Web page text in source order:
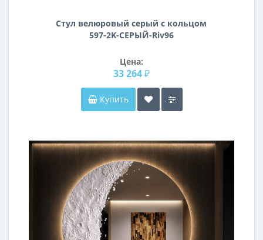
Стул велюровый серый с кольцом
597-2K-СЕРЫЙ-Riv96
Цена:
33 264 ₽
Купить